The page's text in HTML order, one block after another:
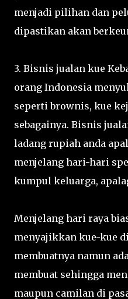
menjadi pilihan dan
dipastikan akan
3. Bisnis jualan kue
orang Indonesia
seperti brownis, kue
sebagainya. Bisnis
ladang rupiah anda
menjelang hari-hari
kumpul keluarga,
Menjelang hari raya
menyajikkan kue-kue
membuatnya namun
membuat sehingga
maupun camilan di